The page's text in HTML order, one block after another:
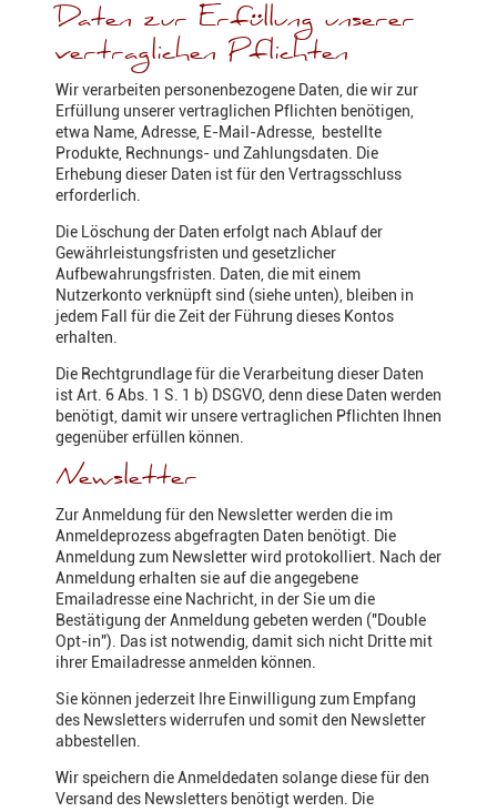
Daten zur Erfüllung unserer
vertraglichen Pflichten
Wir verarbeiten personenbezogene Daten, die wir zur
Erfüllung unserer vertraglichen Pflichten benötigen,
etwa Name, Adresse, E-Mail-Adresse, bestellte
Produkte, Rechnungs- und Zahlungsdaten. Die
Erhebung dieser Daten ist für den Vertragsschluss
erforderlich.
Die Löschung der Daten erfolgt nach Ablauf der
Gewährleistungsfristen und gesetzlicher
Aufbewahrungsfristen. Daten, die mit einem
Nutzerkonto verknüpft sind (siehe unten), bleiben in
jedem Fall für die Zeit der Führung dieses Kontos
erhalten.
Die Rechtgrundlage für die Verarbeitung dieser Daten
ist Art. 6 Abs. 1 S. 1 b) DSGVO, denn diese Daten werden
benötigt, damit wir unsere vertraglichen Pflichten Ihnen
gegenüber erfüllen können.
Newsletter
Zur Anmeldung für den Newsletter werden die im
Anmeldeprozess abgefragten Daten benötigt. Die
Anmeldung zum Newsletter wird protokolliert. Nach der
Anmeldung erhalten sie auf die angegebene
Emailadresse eine Nachricht, in der Sie um die
Bestätigung der Anmeldung gebeten werden ("Double
Opt-in"). Das ist notwendig, damit sich nicht Dritte mit
ihrer Emailadresse anmelden können.
Sie können jederzeit Ihre Einwilligung zum Empfang
des Newsletters widerrufen und somit den Newsletter
abbestellen.
Wir speichern die Anmeldedaten solange diese für den
Versand des Newsletters benötigt werden. Die